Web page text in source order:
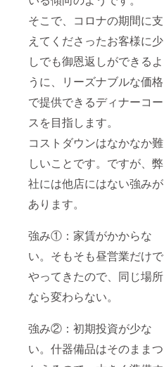
そこで、コロナの期間に支
えてくださったお客様に少
しでも御恩返しができるよ
うに、リーズナブルな価格
で提供できるディナーコー
スを目指します。
コストダウンはなかなか難
しいことです。ですが、弊
社には他店にはない強みが
あります。
強み①：家賃がかからな
い。そもそも昼営業だけで
やってきたので、同じ場所
なら変わらない。
強み②：初期投資が少な
い。什器備品はそのままつ